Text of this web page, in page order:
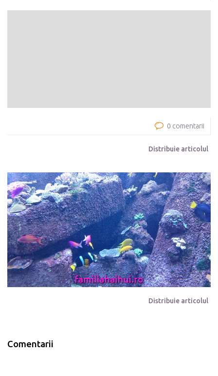
0 comentarii
Distribuie articolul
Distribuie articolul
Comentarii